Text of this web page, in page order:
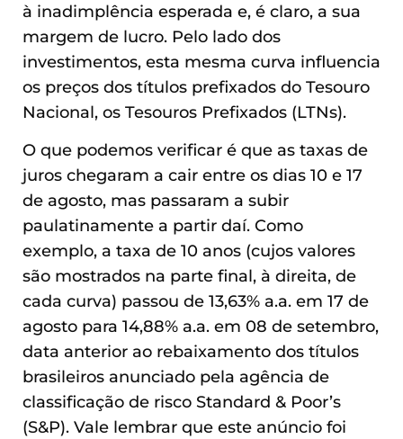
à inadimplência esperada e, é claro, a sua
margem de lucro. Pelo lado dos
investimentos, esta mesma curva influencia
os preços dos títulos prefixados do Tesouro
Nacional, os Tesouros Prefixados (LTNs).
O que podemos verificar é que as taxas de
juros chegaram a cair entre os dias 10 e 17
de agosto, mas passaram a subir
paulatinamente a partir daí. Como
exemplo, a taxa de 10 anos (cujos valores
são mostrados na parte final, à direita, de
cada curva) passou de 13,63% a.a. em 17 de
agosto para 14,88% a.a. em 08 de setembro,
data anterior ao rebaixamento dos títulos
brasileiros anunciado pela agência de
classificação de risco Standard & Poor’s
(S&P). Vale lembrar que este anúncio foi